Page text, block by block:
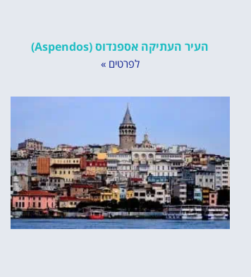
העיר העתיקה אספנדוס (Aspendos)
לפרטים »